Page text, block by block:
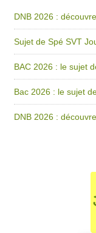
DNB 2026 :
Sujet de Spé SVT
BAC 2026 : le sujet
Bac 2026 : le sujet
DNB 2026 :